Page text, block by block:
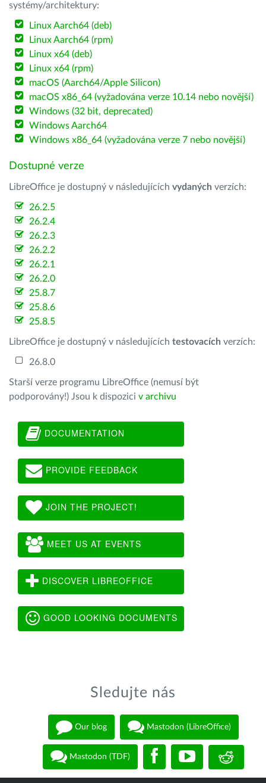
systémy/architektury:
Linux Aarch64 (deb)
Linux Aarch64 (rpm)
Linux x64 (deb)
Linux x64 (rpm)
macOS (Aarch64/Apple Silicon)
macOS x86_64 (vyžadována verze 10.14 nebo novější)
Windows (32 bit, deprecated)
Windows Aarch64
Windows x86_64 (vyžadována verze 7 nebo novější)
Dostupné verze
LibreOffice je dostupný v následujících vydaných verzích:
26.2.5
26.2.4
26.2.3
26.2.2
26.2.1
26.2.0
25.8.7
25.8.6
25.8.5
LibreOffice je dostupný v následujících testovacích verzích:
26.8.0
Starší verze programu LibreOffice (nemusí být
podporovány!) Jsou k dispozici v archivu
DOCUMENTATION
PROVIDE FEEDBACK
JOIN THE PROJECT!
MEET US AT EVENTS
DISCOVER LIBREOFFICE
GOOD LOOKING DOCUMENTS
Sledujte nás
Our blog Mastodon (LibreOffice)
Mastodon (TDF)